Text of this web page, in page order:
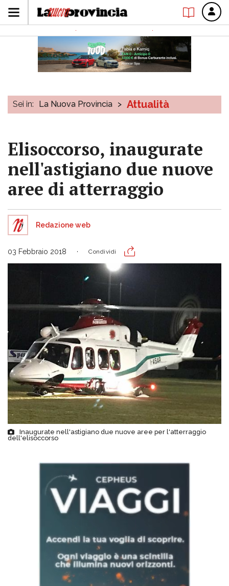
Sei in: La Nuova Provincia > Attualità
Elisoccorso, inaugurate
nell'astigiano due nuove
aree di atterraggio
Redazione web
03 Febbraio 2018 Condividi
Inaugurate nell'astigiano due nuove aree per l'atterraggio
dell'elisoccorso